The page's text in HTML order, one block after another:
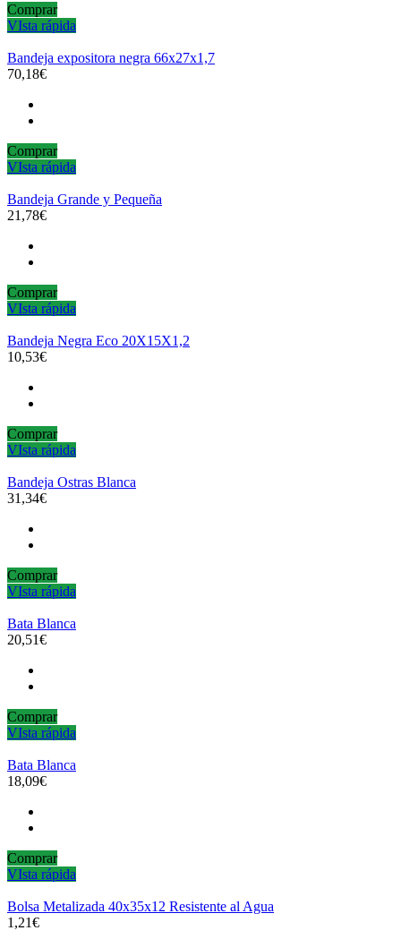
Comprar
VIsta rápida
Bandeja expositora negra 66x27x1,7
70,18€
Comprar
VIsta rápida
Bandeja Grande y Pequeña
21,78€
Comprar
VIsta rápida
Bandeja Negra Eco 20X15X1,2
10,53€
Comprar
VIsta rápida
Bandeja Ostras Blanca
31,34€
Comprar
VIsta rápida
Bata Blanca
20,51€
Comprar
VIsta rápida
Bata Blanca
18,09€
Comprar
VIsta rápida
Bolsa Metalizada 40x35x12 Resistente al Agua
1,21€